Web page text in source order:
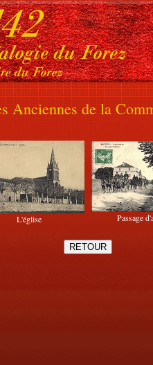
Anciennes de la
L'église Passage